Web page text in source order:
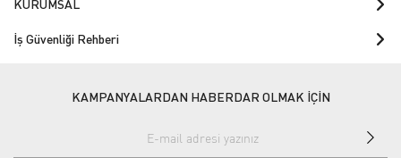
KURUMSAL
İş Güvenliği Rehberi
KAMPANYALARDAN HABERDAR OLMAK İÇİN